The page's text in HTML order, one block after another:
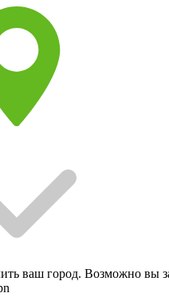
ваш город. Возможно вы